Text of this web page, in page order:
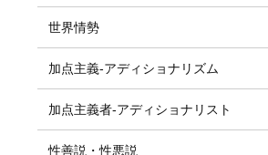
世界情勢
加点主義-アディショナリズム
加点主義者-アディショナリスト
性善説・性悪説